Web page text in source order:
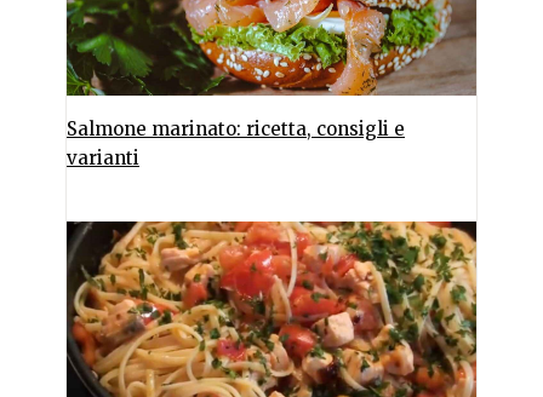
Salmone marinato: ricetta, consigli e
varianti